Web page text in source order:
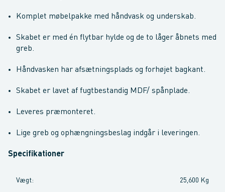
Komplet møbelpakke med håndvask og underskab.
Skabet er med én flytbar hylde og de to låger åbnets med
greb.
Håndvasken har afsætningsplads og forhøjet bagkant.
Skabet er lavet af fugtbestandig MDF/ spånplade.
Leveres præmonteret.
Lige greb og ophængningsbeslag indgår i leveringen.
Specifikationer
Vægt: 25,600 Kg